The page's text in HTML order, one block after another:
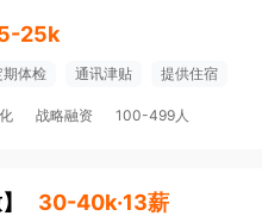
25k
期体检 通讯津贴 提供住宿
战略融资 100-499人
】 30-40k·13薪